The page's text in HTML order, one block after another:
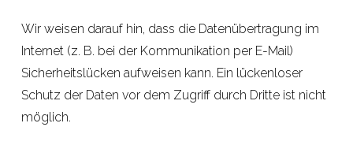
Wir weisen darauf hin, dass die Datenübertragung im
Internet (z. B. bei der Kommunikation per E-Mail)
Sicherheitslücken aufweisen kann. Ein lückenloser
Schutz der Daten vor dem Zugriff durch Dritte ist nicht
möglich.